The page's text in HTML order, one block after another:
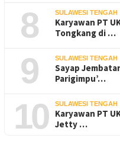
8 SULAWESI TENGAH
Karyawan PT
Tongkang di …
9 SULAWESI TENGAH
Sayap
Parigimpu’…
10 SULAWESI TENGAH
Karyawan PT
Jetty …